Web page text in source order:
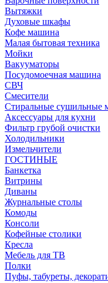
Вытяжки
Духовые шкафы
Кофе машина
Малая бытовая техника
Мойки
Вакууматоры
Посудомоечная машина
СВЧ
Смесители
Стиральные сушильные
Аксессуары для кухни
Фильтр грубой очистки
Холодильники
Измельчители
ГОСТИНЫЕ
Банкетка
Витрины
Диваны
Журнальные столы
Комоды
Консоли
Кофейные столики
Кресла
Мебель для ТВ
Полки
Пуфы, табуреты,